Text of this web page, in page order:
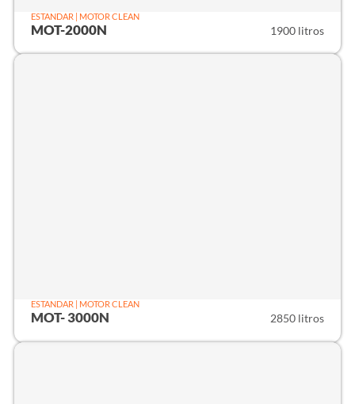
ESTANDAR | MOTOR CLEAN
MOT-2000N 1900 litros
ESTANDAR | MOTOR CLEAN
MOT- 3000N 2850 litros